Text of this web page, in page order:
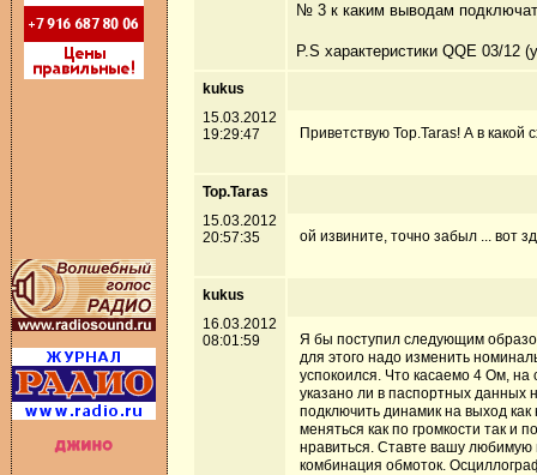
№ 3 к каким выводам
P.S характеристики QQE 03/12
kukus
15.03.2012
19:29:47
Приветствую Top.Taras! А в
Top.Taras
15.03.2012
20:57:35
ой извините, точно забыл ... вот
kukus
16.03.2012
08:01:59
Я бы поступил следующим
для этого надо изменить
успокоился. Что касаемо 4 Ом,
указано ли в паспортных данных
подключить динамик на выход
меняться как по громкости так и
нравиться. Ставте вашу любимую
комбинация обмоток.